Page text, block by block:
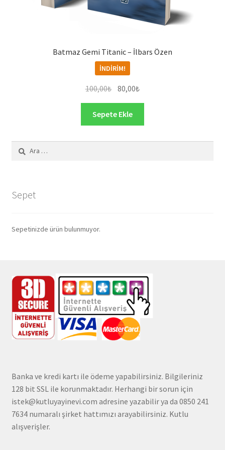
Batmaz Gemi Titanic – İlbars Özen
İNDIRIM!
100,00₺ Orijinal
100,00₺.
80,00₺Şu
80,00₺.
Sepete Ekle
Arama:
Sepet
Sepetinizde ürün bulunmuyor.
Banka ve kredi kartı ile ödeme yapabilirsiniz. Bilgileriniz
128 bit SSL ile korunmaktadır. Herhangi bir sorun için
istek@kutluyayinevi.com adresine yazabilir ya da 0850 241
7634 numaralı şirket hattımızı arayabilirsiniz. Kutlu
alışverişler.